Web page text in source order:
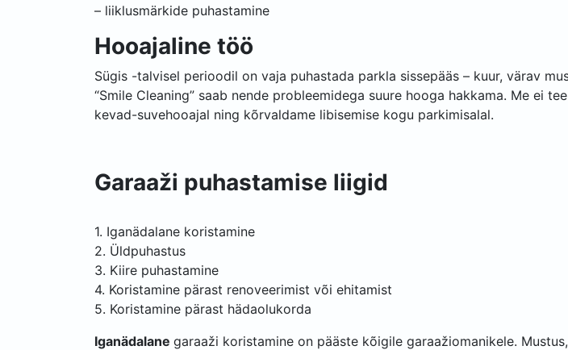
– liiklusmärkide puhastamine
Hooajaline töö
Sügis -talvisel perioodil on vaja puhastada parkla sissepääs – kuur, värav
“Smile Cleaning” saab nende probleemidega suure hooga hakkama. Me ei
kevad-suvehooajal ning kõrvaldame libisemise kogu parkimisalal.
Garaaži puhastamise liigid
1. Iganädalane koristamine
2. Üldpuhastus
3. Kiire puhastamine
4. Koristamine pärast renoveerimist või ehitamist
5. Koristamine pärast hädaolukorda
Iganädalane garaaži koristamine on pääste kõigile garaažiomanikele.